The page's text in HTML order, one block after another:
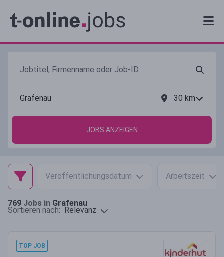
30 km
JOBS ANZEIGEN
Veröffentlichungsdatum Arbeitszeit
769 Jobs in Grafenau
Sortieren nach: Relevanz
TOP JOB